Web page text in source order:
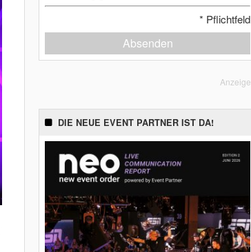
* Pflichtfeld
Absenden
Anzeige
DIE NEUE EVENT PARTNER IST DA!